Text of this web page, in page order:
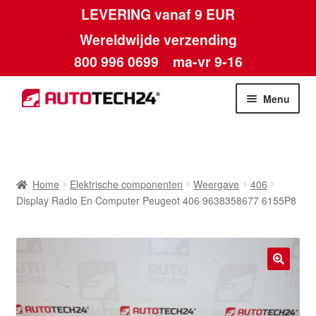
LEVERING vanaf 9 EUR
Wereldwijde verzending
800 996 0699 ma-vr 9-16
Ga
door
Ga
naar
Menu
Contact
Home Elektrische componenten Weergave
406
Display Radio En Computer Peugeot 406 9638358677 6155P8